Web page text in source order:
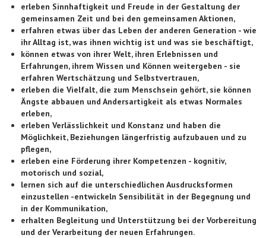
erleben Sinnhaftigkeit und Freude in der Gestaltung der
gemeinsamen Zeit und bei den gemeinsamen Aktionen,
erfahren etwas über das Leben der anderen Generation - wie
ihr Alltag ist, was ihnen wichtig ist und was sie beschäftigt,
können etwas von ihrer Welt, ihren Erlebnissen und
Erfahrungen, ihrem Wissen und Können weitergeben - sie
erfahren Wertschätzung und Selbstvertrauen,
erleben die Vielfalt, die zum Menschsein gehört, sie können
Ängste abbauen und Andersartigkeit als etwas Normales
erleben,
erleben Verlässlichkeit und Konstanz und haben die
Möglichkeit, Beziehungen längerfristig aufzubauen und zu
pflegen,
erleben eine Förderung ihrer Kompetenzen - kognitiv,
motorisch und sozial,
lernen sich auf die unterschiedlichen Ausdrucksformen
einzustellen -entwickeln Sensibilität in der Begegnung und
in der Kommunikation,
erhalten Begleitung und Unterstützung bei der Vorbereitung
und der Verarbeitung der neuen Erfahrungen.